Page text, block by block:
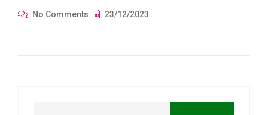
No Comments 23/12/2023